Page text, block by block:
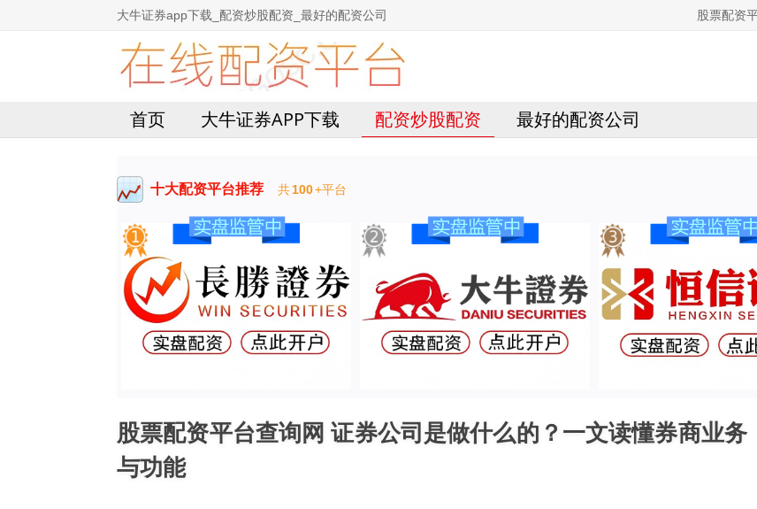
大牛证券app下载_配资炒股配资_最好的配资公司 股票配资
首页 大牛证券APP下载 配资炒股配资 最好的配资公司
十大配资平台推荐 共100+平台
股票配资平台查询网 证券公司是做什么的？一文读懂券商业务
与功能